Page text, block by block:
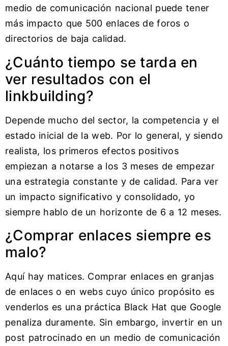
medio de comunicación nacional puede tener
más impacto que 500 enlaces de foros o
directorios de baja calidad.
¿Cuánto tiempo se tarda en
ver resultados con el
linkbuilding?
Depende mucho del sector, la competencia y el
estado inicial de la web. Por lo general, y siendo
realista, los primeros efectos positivos
empiezan a notarse a los 3 meses de empezar
una estrategia constante y de calidad. Para ver
un impacto significativo y consolidado, yo
siempre hablo de un horizonte de 6 a 12 meses.
¿Comprar enlaces siempre es
malo?
Aquí hay matices. Comprar enlaces en granjas
de enlaces o en webs cuyo único propósito es
venderlos es una práctica Black Hat que Google
penaliza duramente. Sin embargo, invertir en un
post patrocinado en un medio de comunicación